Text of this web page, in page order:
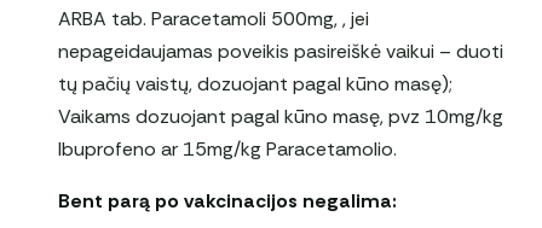
ARBA tab. Paracetamoli 500mg, , jei
nepageidaujamas poveikis pasireiškė vaikui – duoti
tų pačių vaistų, dozuojant pagal kūno masę);
Vaikams dozuojant pagal kūno masę, pvz 10mg/kg
Ibuprofeno ar 15mg/kg Paracetamolio.
Bent parą po vakcinacijos negalima: